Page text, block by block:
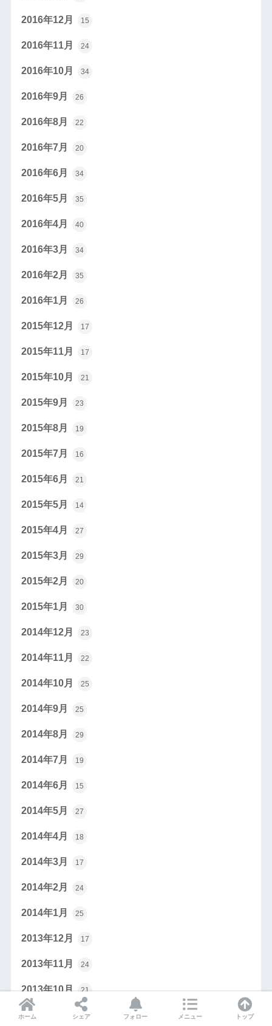
2016年12月 15
2016年11月 24
2016年10月 34
2016年9月 26
2016年8月 22
2016年7月 20
2016年6月 34
2016年5月 35
2016年4月 40
2016年3月 34
2016年2月 35
2016年1月 26
2015年12月 17
2015年11月 17
2015年10月 21
2015年9月 23
2015年8月 19
2015年7月 16
2015年6月 21
2015年5月 14
2015年4月 27
2015年3月 29
2015年2月 20
2015年1月 30
2014年12月 23
2014年11月 22
2014年10月 25
2014年9月 25
2014年8月 29
2014年7月 19
2014年6月 15
2014年5月 27
2014年4月 18
2014年3月 17
2014年2月 24
2014年1月 25
2013年12月 17
2013年11月 24
2013年10月 21
2013年9月 22
ホーム シェア フォロー メニュー トップ